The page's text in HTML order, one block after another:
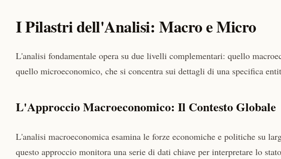
I Pilastri dell'Analisi: Macro e Micro
L'analisi fondamentale opera su due livelli complementari: quello
quello microeconomico, che si concentra sui dettagli di una specifica
L'Approccio Macroeconomico: Il Contesto Globale
L'analisi macroeconomica esamina le forze economiche e politiche su
questo approccio monitora una serie di dati chiave per interpretare lo